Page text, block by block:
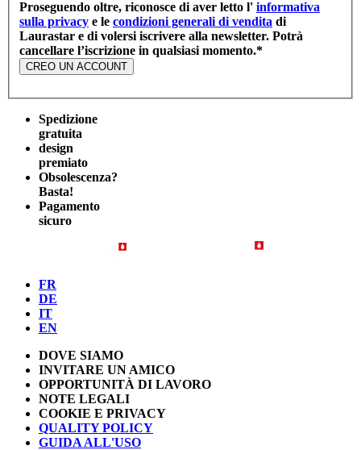
Proseguendo oltre, riconosce di aver letto l' informativa
sulla privacy e le condizioni generali di vendita di
Laurastar e di volersi iscrivere alla newsletter. Potrà
cancellare l’iscrizione in qualsiasi momento.*
CREO UN ACCOUNT
Spedizione
gratuita
design
premiato
Obsolescenza?
Basta!
Pagamento
sicuro
FR
DE
IT
EN
DOVE SIAMO
INVITARE UN AMICO
OPPORTUNITÀ DI LAVORO
NOTE LEGALI
COOKIE E PRIVACY
QUALITY POLICY
GUIDA ALL'USO